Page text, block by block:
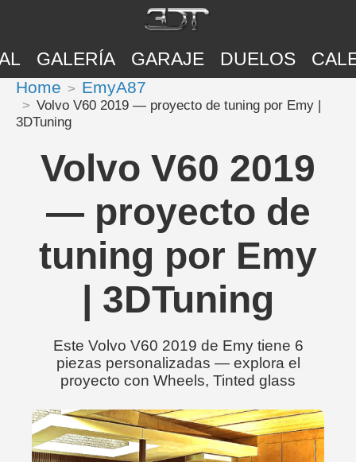
GALERÍA GARAJE DUELOS
Home EmyA87
Volvo V60 2019 — proyecto de tuning por Emy |
3DTuning
Volvo V60 2019
— proyecto de
tuning por Emy
| 3DTuning
Este Volvo V60 2019 de Emy tiene 6
piezas personalizadas — explora el
proyecto con Wheels, Tinted glass